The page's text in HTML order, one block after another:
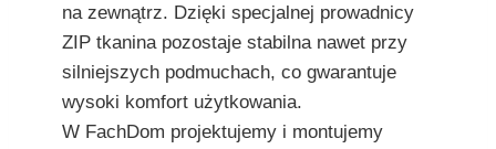
na zewnątrz. Dzięki specjalnej prowadnicy
ZIP tkanina pozostaje stabilna nawet przy
silniejszych podmuchach, co gwarantuje
wysoki komfort użytkowania.
W FachDom projektujemy i montujemy